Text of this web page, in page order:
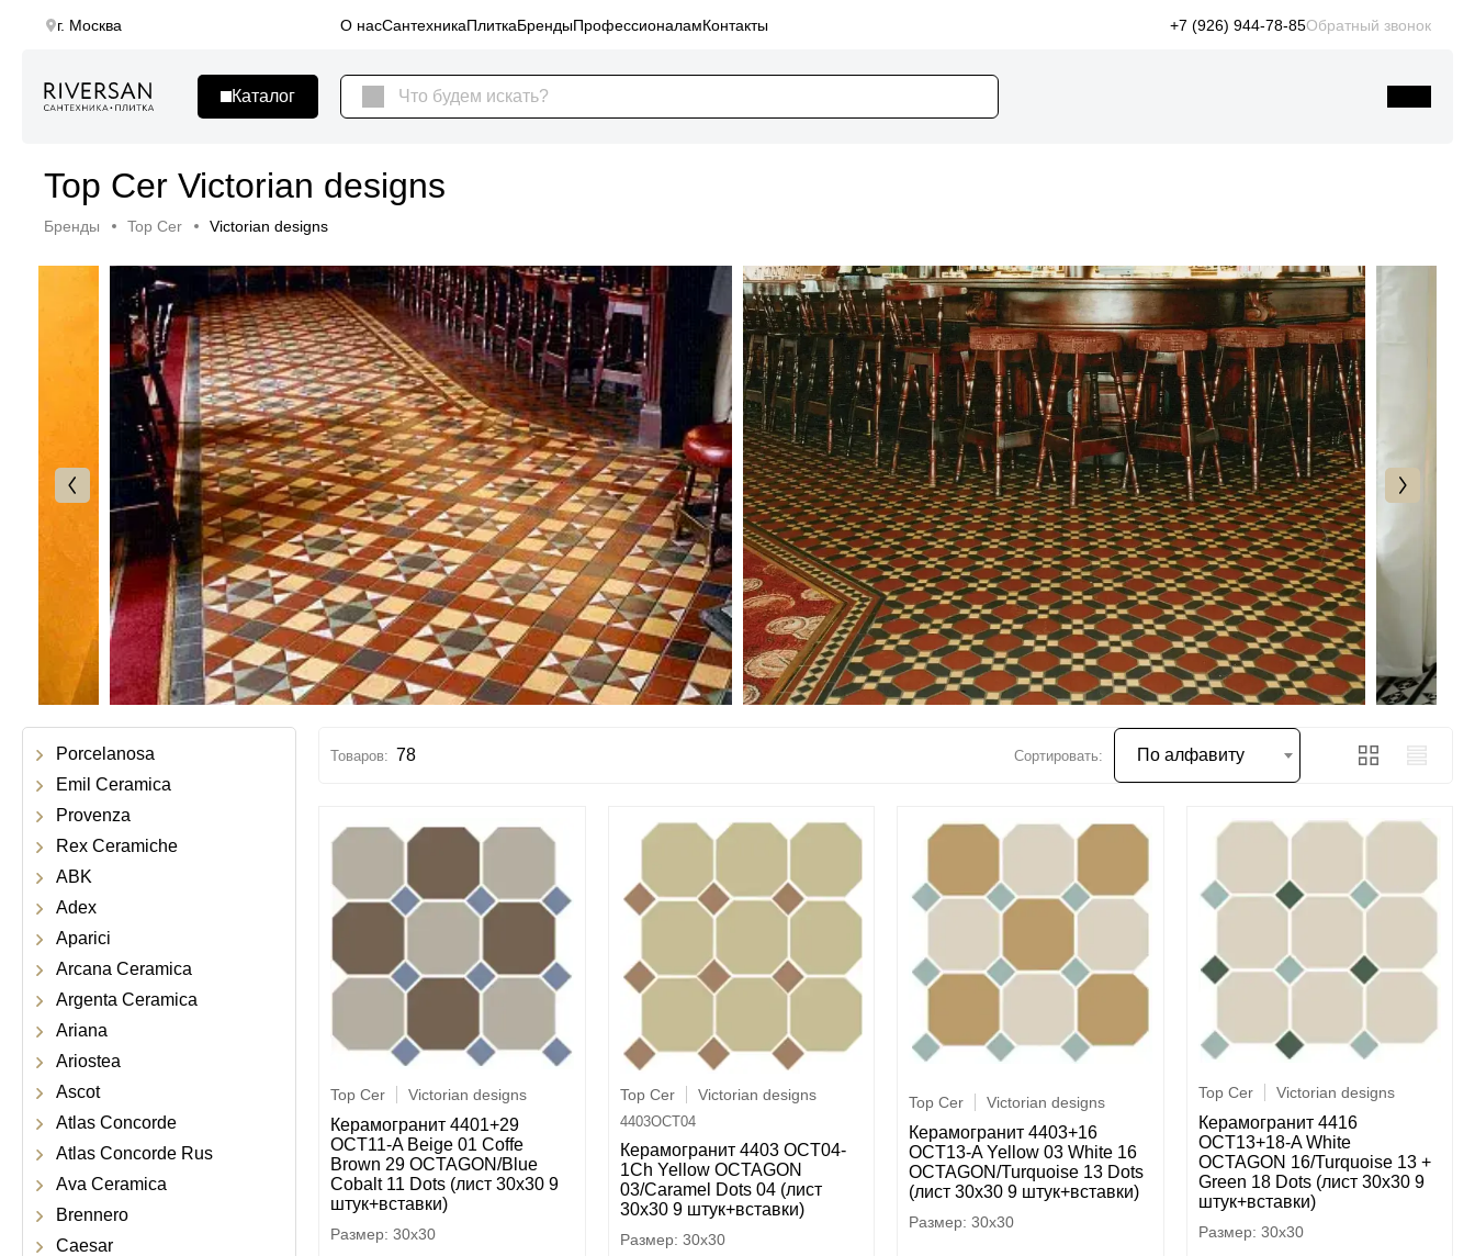
г. Москва О насСантехникаПлиткаБрендыПрофессионаламКонтакты +7 (926) 944-78-85Обратный звонок
Top Cer Victorian designs
Бренды Top Cer Victorian designs
Porcelanosa
Emil Ceramica
Provenza
Rex Ceramiche
ABK
Adex
Aparici
Arcana Ceramica
Argenta Ceramica
Ariana
Ariostea
Ascot
Atlas Concorde
Atlas Concorde Rus
Ava Ceramica
Brennero
Caesar
78 По алфавиту
Top Cer Victorian designs
Керамогранит 4401+29
OCT11-A Beige 01 Coffe
Brown 29 OCTAGON/Blue
Cobalt 11 Dots (лист 30х30 9
штук+вставки)
30x30
Top Cer Victorian designs
4403OCT04
Керамогранит 4403 OCT04-
1Ch Yellow OCTAGON
03/Caramel Dots 04 (лист
30х30 9 штук+вставки)
30x30
Top Cer Victorian designs
Керамогранит 4403+16
OCT13-A Yellow 03 White 16
OCTAGON/Turquoise 13 Dots
(лист 30х30 9 штук+вставки)
30x30
Top Cer Victorian designs
Керамогранит 4416
OCT13+18-A White
OCTAGON 16/Turquoise 13 +
Green 18 Dots (лист 30х30 9
штук+вставки)
30x30